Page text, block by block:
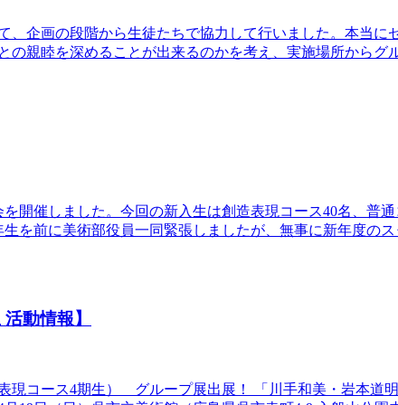
、企画の段階から生徒たちで協力して行いました。本当に
の親睦を深めることが出来るのかを考え、実施場所からグ
開催しました。今回の新入生は創造表現コース40名、普通
を前に美術部役員一同緊張しましたが、無事に新年度の
動情報】
現コース4期生） グループ展出展！ 「川手和美・岩本道